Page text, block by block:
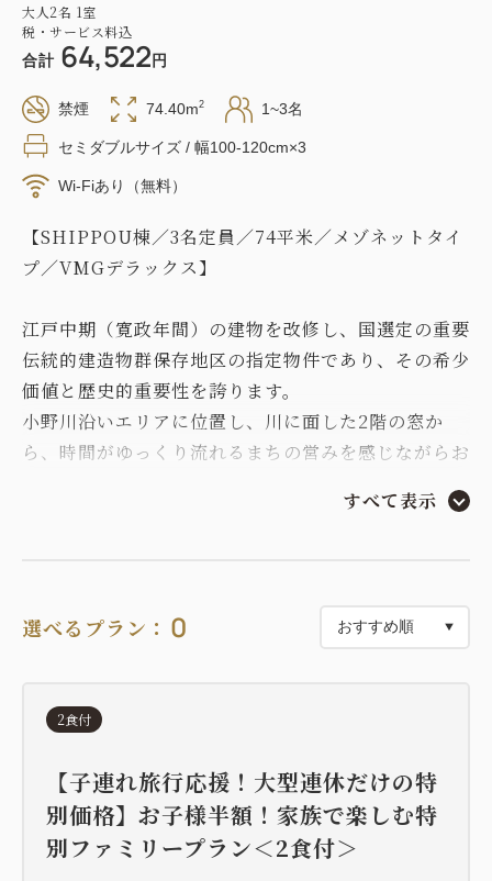
大人2名 1室
税・サービス料込
合計 64,522 円
禁煙 74.40m2 1~3名
セミダブルサイズ / 幅100-120cm×3
Wi-Fiあり（無料）
【SHIPPOU棟／3名定員／74平米／メゾネットタイ
プ／VMGデラックス】
江戸中期（寛政年間）の建物を改修し、国選定の重要
伝統的建造物群保存地区の指定物件であり、その希少
価値と歴史的重要性を誇ります。
小野川沿いエリアに位置し、川に面した2階の窓か
ら、時間がゆっくり流れるまちの営みを感じながらお
お風呂はオリジナルの檜風呂をご用意しておりますの
※歴史的建造物の保存を目的として当時の趣や風情を
残して再生しているため、断熱性や気密性は高くあり
め、TVや時計、明々とした照明をご用意しておりま
※愛犬とのご宿泊は、「愛犬と泊まれる」と記載ある
客室のみ可能です。この客室はご対応致しかねます。
すべて表示
選べるプラン： 0
2食付
【子連れ旅行応援！大型連休だけの特
別価格】お子様半額！家族で楽しむ特
別ファミリープラン＜2食付＞